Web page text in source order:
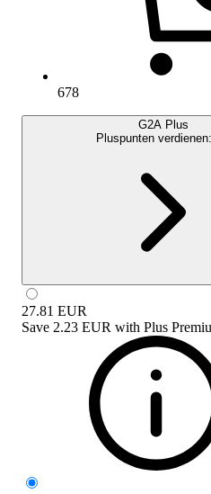
678
G2A Plus
Pluspunten verdienen:
27.81 EUR
Save 2.23 EUR with Plus